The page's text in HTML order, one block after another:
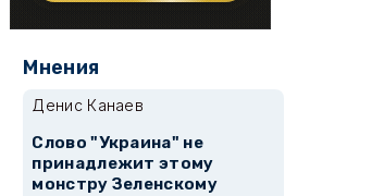
Мнения
Денис Канаев
Слово "Украина" не
принадлежит этому
монстру Зеленскому